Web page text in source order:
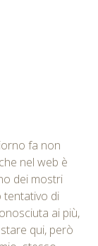
fa non
nel web è
dei mostri
tentativo di
ai più,
qui, però